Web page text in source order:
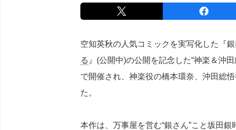
空知英秋の人気コミックを実写化した『
る 』(公開中)の公開を記念した“神楽＆沖
で開催され、神楽役の橋本環奈、沖田総
た。
本作は、万事屋を営む“銀さん”こと坂田